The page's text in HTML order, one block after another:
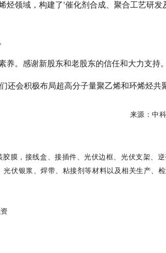
领域，构建了‘催化剂合成、聚合工艺研发
。感谢新股东和老股东的信任和大力支持。
还会积极布局超高分子量聚乙烯和环烯烃共
来源：中
膜，接线盒、接插件、光伏边框、光伏支架、
伏银浆、焊带、粘接剂等材料以及相关生产、